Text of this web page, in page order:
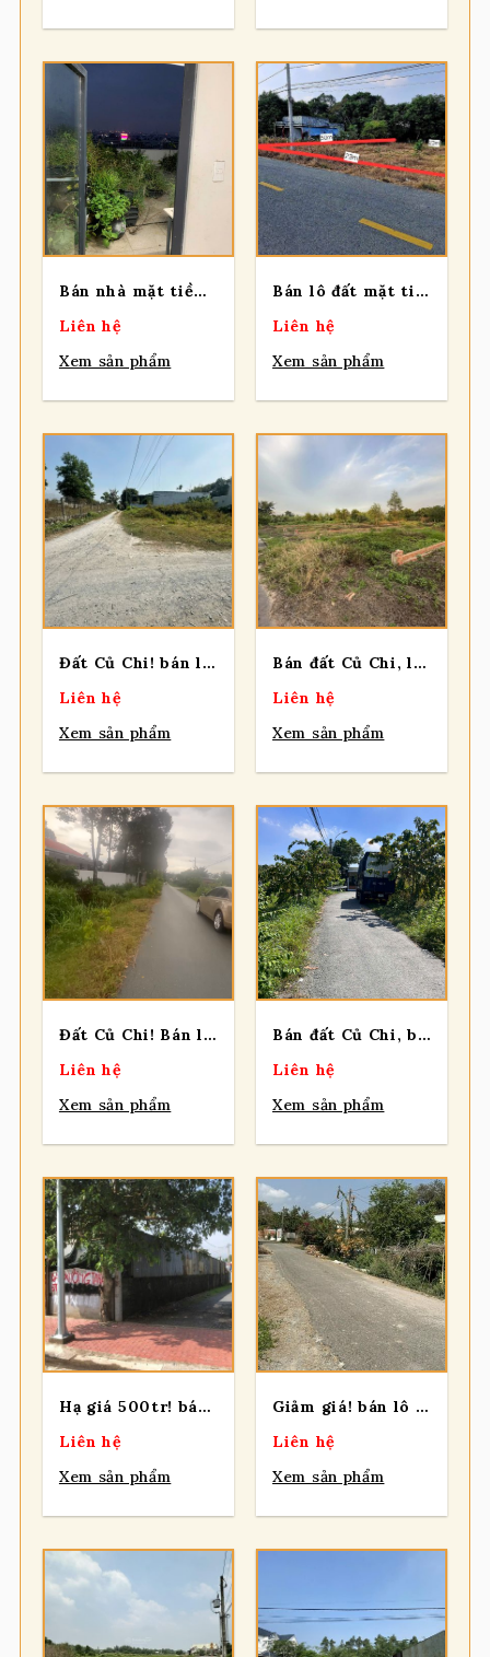
Bán nhà mặt tiền Kinh Doanh đường Nguyễn Thị Sóc, ngang lên đến 6m2 – có 5 lầu, xã Bà Điểm.
Liên hệ
Xem sản phẩm
Bán lô đất mặt tiền đường Bà Thiên, mặt tiền 23m, tổng 1.167m², có 100 m² thổ, xã Nhuận Đức.
Liên hệ
Xem sản phẩm
Đất Củ Chi! bán lô đất góc 2 mt đường trải đá xe otô, dt 240m, full thổ, xã Trung Lập Hạ (Nhuận Đức mới)
Liên hệ
Xem sản phẩm
Bán đất Củ Chi, lô đất mặt tiền đường Trung An rộng 10m, diện tích 164m2, full thổ, xã Bình Mỹ (mới)
Liên hệ
Xem sản phẩm
Đất Củ Chi! Bán lô đất mt đường nhựa Nguyễn Thị Chiếu, dt 576,5m, có 188m thổ, xã An Phú (cũ).
Liên hệ
Xem sản phẩm
Bán đất Củ Chi, bán lô đất mặt tiền đường 185, tổng 142m2, có 140m2 thổ cư, xã Bình Mỹ.
Liên hệ
Xem sản phẩm
Hạ giá 500tr! bán nhanh lô đất mt đường TỈNH LỘ 8, dt 195m, full thổ, xã Hòa Phú (Bình Mỹ mới)
Liên hệ
Xem sản phẩm
Giảm giá! bán lô đất mt đường nhựa, dt 793m, có 200m thổ, xã Tân Phú Trung
Liên hệ
Xem sản phẩm